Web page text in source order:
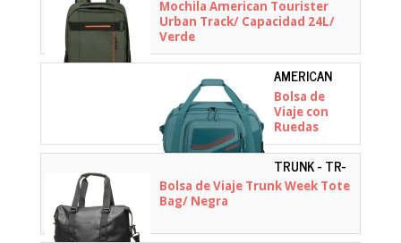
30x52x31cm/
Azul
147626-
Mochila American Tourister
Urban Track/ Capacidad 24L/
Verde
AMERICAN
TOURISTER -
156132-4828
Bolsa de
Viaje con
Ruedas
American
Tourister
City Racer S/
55x35x25cm/
TRUNK - TR-
WEEKTOTE-
Bolsa de Viaje Trunk Week Tote
Bag/ Negra